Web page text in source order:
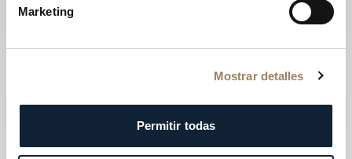
Marketing
Mostrar detalles
Permitir todas